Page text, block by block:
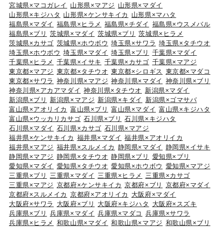
宮城県×マコガレイ
山形県×マアジ 山形県×マダイ
山形県×キジハタ 山形県×ケンサキイカ
山形県×マハタ
福島県×マダイ 福島県×ヒラメ 福島県×チダイ 福島県×ウスメバル
福島県×ブリ
茨城県×マダイ 茨城県×ブリ
茨城県×ヒラメ
茨城県×カサゴ 茨城県×ホウボウ 埼玉県×サワラ 埼玉県×タチウオ
埼玉県×ホウボウ 埼玉県×マダイ 埼玉県×ブリ
千葉県×マダイ
千葉県×ヒラメ 千葉県×イサキ 千葉県×カサゴ 千葉県×マアジ
東京都×マアジ 東京都×タチウオ 東京都×シロギス 東京都×マダコ
東京都×サワラ 神奈川県×マアジ 神奈川県×マダイ 神奈川県×ブリ
神奈川県×アカアマダイ 神奈川県×タチウオ 新潟県×マダイ
新潟県×ブリ
新潟県×マアジ 新潟県×キダイ
新潟県×ゴマサバ
富山県×アオリイカ 富山県×ブリ 富山県×マダイ 富山県×キジハタ
富山県×ウッカリカサゴ 石川県×ブリ
石川県×キジハタ
石川県×マダイ 石川県×カサゴ 石川県×マアジ
福井県×ケンサキイカ 福井県×マダイ 福井県×アオリイカ
福井県×マアジ 福井県×スルメイカ 静岡県×マダイ 静岡県×イサキ
静岡県×マアジ 静岡県×タチウオ 静岡県×ブリ
愛知県×ブリ
愛知県×マダイ 愛知県×タチウオ 愛知県×ホウボウ 愛知県×マアジ
三重県×ブリ
三重県×マダイ 三重県×ヒラメ
三重県×カサゴ
三重県×マアジ 京都府×ケンサキイカ 京都府×ブリ
京都府×マダイ
京都府×スルメイカ 京都府×アオリイカ
大阪府×マダイ
大阪府×サワラ
大阪府×ブリ 大阪府×キジハタ
大阪府×スズキ
兵庫県×ブリ
兵庫県×マダイ 兵庫県×マダコ
兵庫県×サワラ
兵庫県×ヒラメ 和歌山県×マダイ 和歌山県×マアジ 和歌山県×ブリ